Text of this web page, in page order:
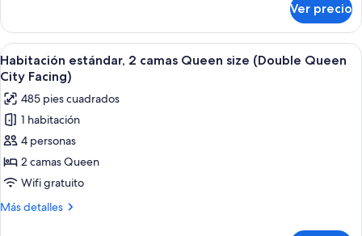
(Double
Queen
Pool
Facing
Room)
estándar,
camas
Queen
(Double
Queen
Pool
Facing
Room)
Ver precio
Abrir
todas
las
fotos
de
Habitación
estándar,
2
camas
Habitación de hotel con televisión
4
Habitación estándar, 2 camas Queen size (Double Queen
City Facing)
485 pies cuadrados
1 habitación
4 personas
2 camas Queen
Wifi gratuito
Más detalles
Más